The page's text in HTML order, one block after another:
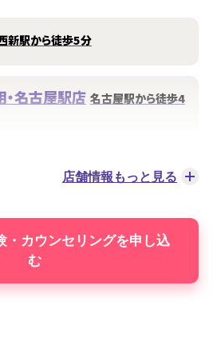
新駅から徒歩5分
・名古屋駅店 名古屋駅から徒歩4
伏見駅から徒歩30秒店舗情報もっと見る
・カウンセリングを申し込
む